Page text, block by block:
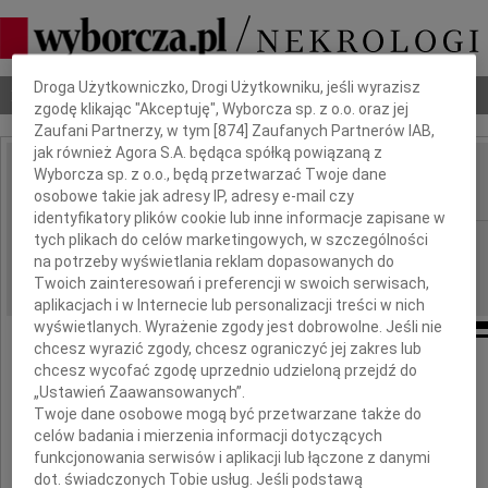
Nekrologi Odeszli Poradnik pogrzebowy
IMIĘ I NAZWISKO: Halina Owsiana
REGION: Gdańsk
DATA EMISJI: 21.02.2013
Z głębokim żalem zawiadamiamy,
że 16 lutego 2013 roku zmarła
nasza kochana Mama i Babcia
Dbamy o Twoją prywatność
Droga Użytkowniczko, Drogi Użytkowniku, jeśli wyrazisz
zgodę klikając "Akceptuję", Wyborcza sp. z o.o. oraz jej
Zaufani Partnerzy, w tym [874 ] Zaufanych Partnerów IAB,
jak również Agora S.A. będąca spółką powiązaną z
Wyborcza sp. z o.o., będą przetwarzać Twoje dane
osobowe takie jak adresy IP, adresy e-mail czy
identyfikatory plików cookie lub inne informacje zapisane w
tych plikach do celów marketingowych, w szczególności
na potrzeby wyświetlania reklam dopasowanych do
Twoich zainteresowań i preferencji w swoich serwisach,
aplikacjach i w Internecie lub personalizacji treści w nich
wyświetlanych. Wyrażenie zgody jest dobrowolne. Jeśli nie
chcesz wyrazić zgody, chcesz ograniczyć jej zakres lub
chcesz wycofać zgodę uprzednio udzieloną przejdź do
„Ustawień Zaawansowanych”.
Twoje dane osobowe mogą być przetwarzane także do
celów badania i mierzenia informacji dotyczących
funkcjonowania serwisów i aplikacji lub łączone z danymi
dot. świadczonych Tobie usług. Jeśli podstawą